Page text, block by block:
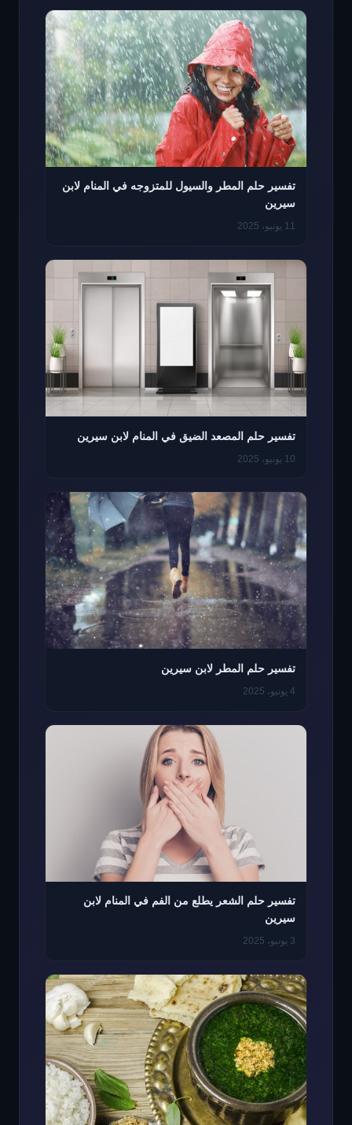
تفسير حلم المطر والسيول للمتزوجه في المنام لابن
سيرين
11 يونيو، 2025
تفسير حلم المصعد الضيق في المنام لابن سيرين
10 يونيو، 2025
تفسير حلم المطر لابن سيرين
4 يونيو، 2025
تفسير حلم الشعر يطلع من الفم في المنام لابن
سيرين
3 يونيو، 2025